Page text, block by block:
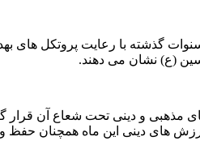
گذشته با رعایت پروتکل های
(ع) نشان می دهند.
و دینی تحت شعاع آن قرار
های دینی این ماه همچنان حفظ و